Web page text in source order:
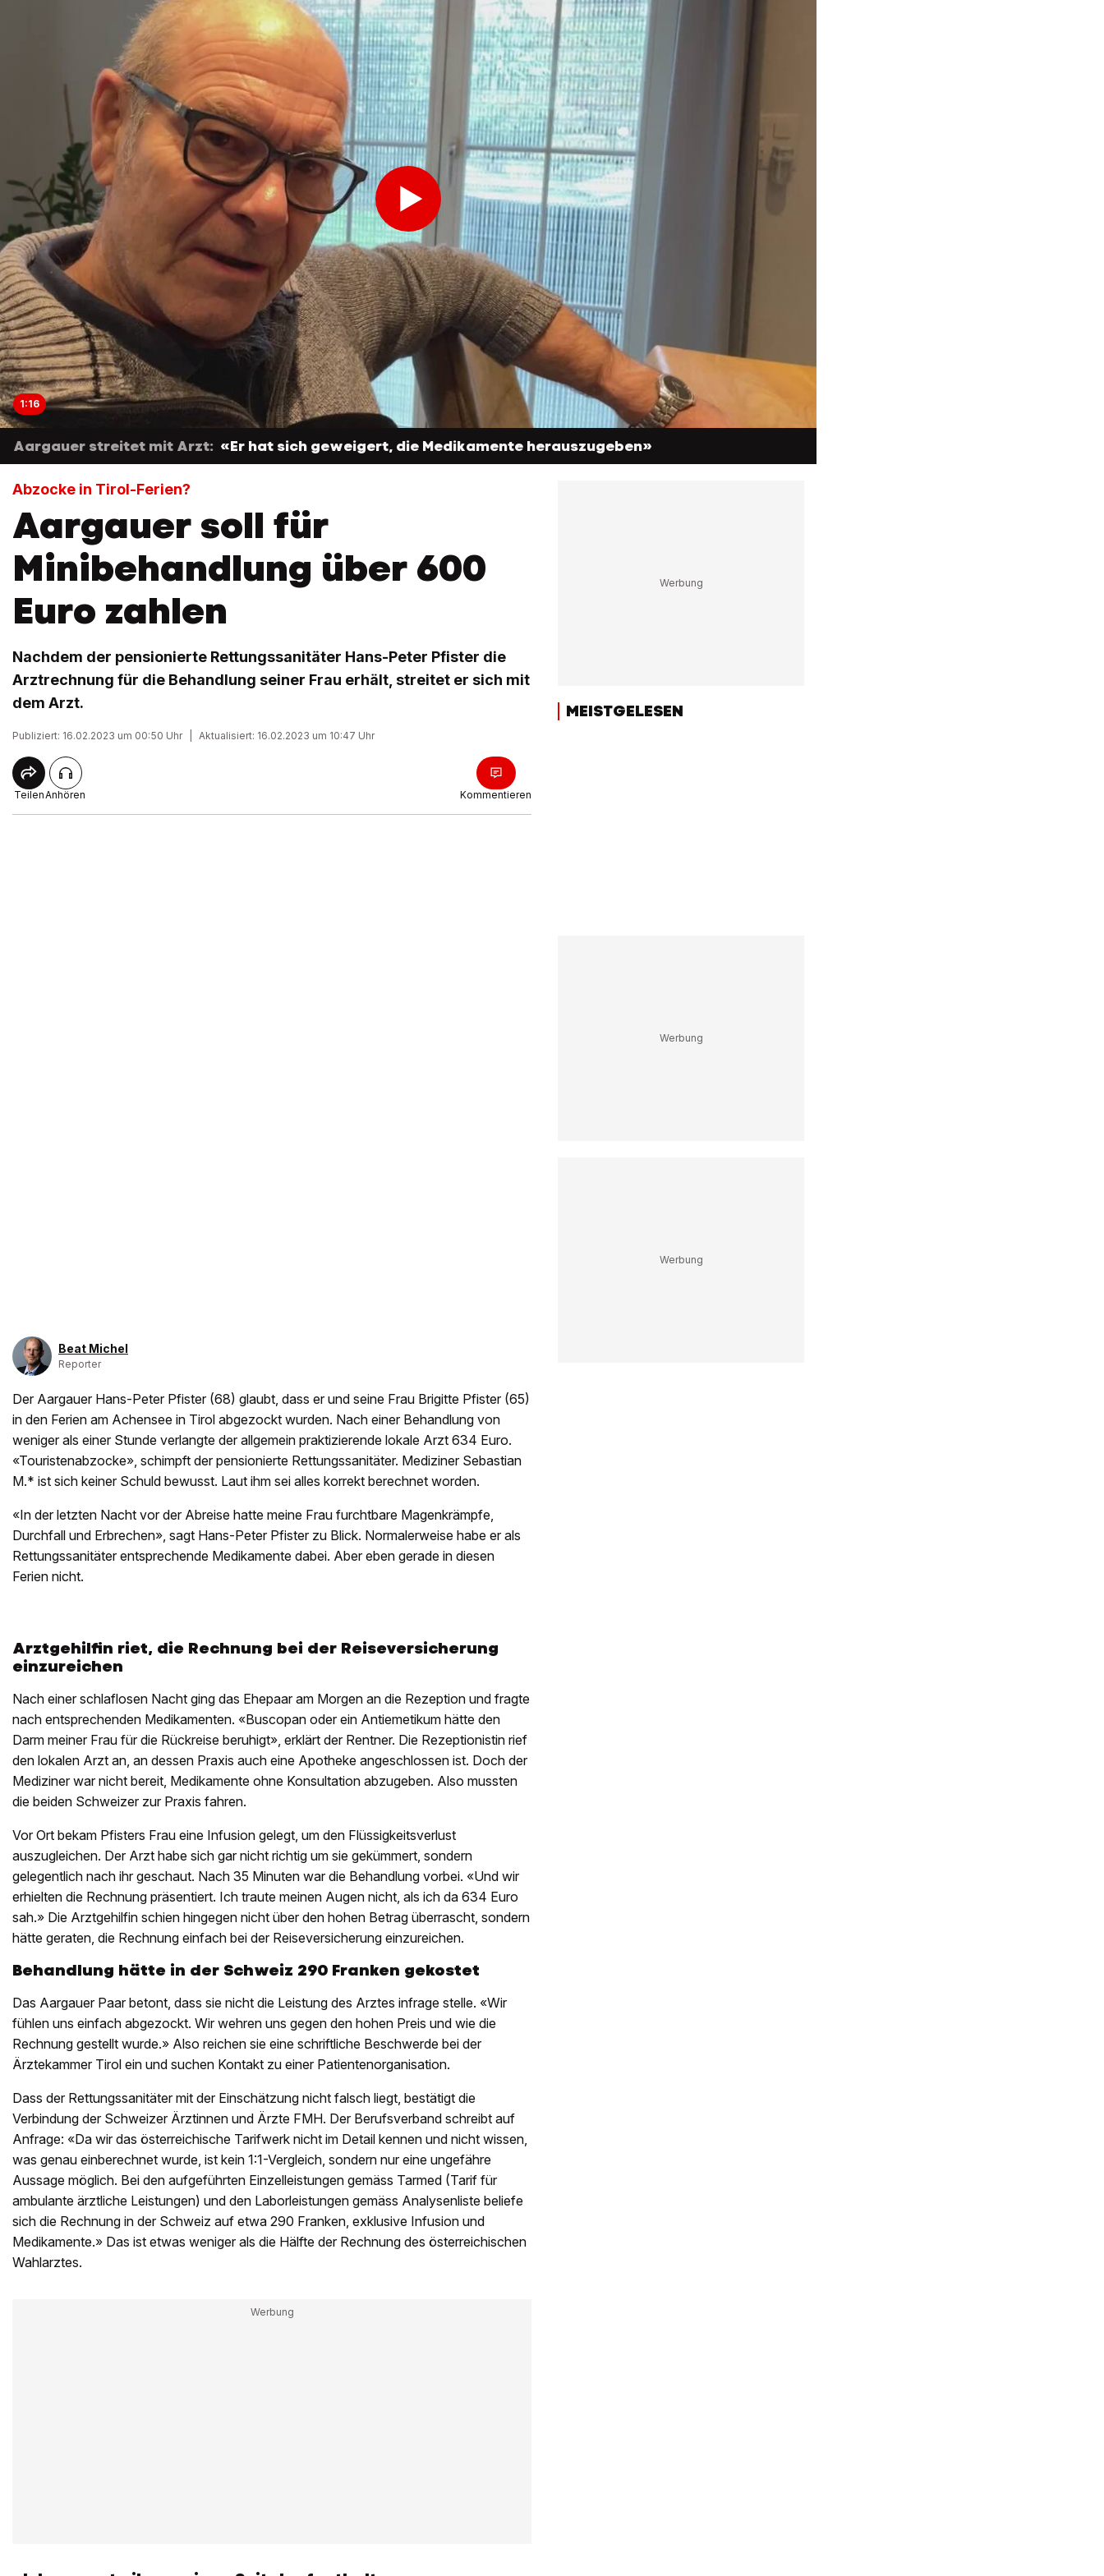
1:16
Aargauer streitet mit Arzt: «Er hat sich geweigert, die Medikamente herauszugeben»
Abzocke in Tirol-Ferien?
Aargauer soll für
Minibehandlung über 600
Euro zahlen
Nachdem der pensionierte Rettungssanitäter Hans-Peter Pfister die
Arztrechnung für die Behandlung seiner Frau erhält, streitet er sich mit
dem Arzt.
Publiziert: 16.02.2023 um 00:50 Uhr Aktualisiert: 16.02.2023 um 10:47 Uhr
TeilenAnhören Kommentieren
Beat Michel
Reporter
Der Aargauer Hans-Peter Pfister (68) glaubt, dass er und seine Frau Brigitte Pfister (65)
in den Ferien am Achensee in Tirol abgezockt wurden. Nach einer Behandlung von
weniger als einer Stunde verlangte der allgemein praktizierende lokale Arzt 634 Euro.
«Touristenabzocke», schimpft der pensionierte Rettungssanitäter. Mediziner Sebastian
M.* ist sich keiner Schuld bewusst. Laut ihm sei alles korrekt berechnet worden.
«In der letzten Nacht vor der Abreise hatte meine Frau furchtbare Magenkrämpfe,
Durchfall und Erbrechen», sagt Hans-Peter Pfister zu Blick. Normalerweise habe er als
Rettungssanitäter entsprechende Medikamente dabei. Aber eben gerade in diesen
Ferien nicht.
Arztgehilfin riet, die Rechnung bei der Reiseversicherung
einzureichen
Nach einer schlaflosen Nacht ging das Ehepaar am Morgen an die Rezeption und fragte
nach entsprechenden Medikamenten. «Buscopan oder ein Antiemetikum hätte den
Darm meiner Frau für die Rückreise beruhigt», erklärt der Rentner. Die Rezeptionistin rief
den lokalen Arzt an, an dessen Praxis auch eine Apotheke angeschlossen ist. Doch der
Mediziner war nicht bereit, Medikamente ohne Konsultation abzugeben. Also mussten
die beiden Schweizer zur Praxis fahren.
Vor Ort bekam Pfisters Frau eine Infusion gelegt, um den Flüssigkeitsverlust
auszugleichen. Der Arzt habe sich gar nicht richtig um sie gekümmert, sondern
gelegentlich nach ihr geschaut. Nach 35 Minuten war die Behandlung vorbei. «Und wir
erhielten die Rechnung präsentiert. Ich traute meinen Augen nicht, als ich da 634 Euro
sah.» Die Arztgehilfin schien hingegen nicht über den hohen Betrag überrascht, sondern
hätte geraten, die Rechnung einfach bei der Reiseversicherung einzureichen.
Behandlung hätte in der Schweiz 290 Franken gekostet
Das Aargauer Paar betont, dass sie nicht die Leistung des Arztes infrage stelle. «Wir
fühlen uns einfach abgezockt. Wir wehren uns gegen den hohen Preis und wie die
Rechnung gestellt wurde.» Also reichen sie eine schriftliche Beschwerde bei der
Ärztekammer Tirol ein und suchen Kontakt zu einer Patientenorganisation.
Dass der Rettungssanitäter mit der Einschätzung nicht falsch liegt, bestätigt die
Verbindung der Schweizer Ärztinnen und Ärzte FMH. Der Berufsverband schreibt auf
Anfrage: «Da wir das österreichische Tarifwerk nicht im Detail kennen und nicht wissen,
was genau einberechnet wurde, ist kein 1:1-Vergleich, sondern nur eine ungefähre
Aussage möglich. Bei den aufgeführten Einzelleistungen gemäss Tarmed (Tarif für
ambulante ärztliche Leistungen) und den Laborleistungen gemäss Analysenliste beliefe
sich die Rechnung in der Schweiz auf etwa 290 Franken, exklusive Infusion und
Medikamente.» Das ist etwas weniger als die Hälfte der Rechnung des österreichischen
Wahlarztes.
MEISTGELESEN